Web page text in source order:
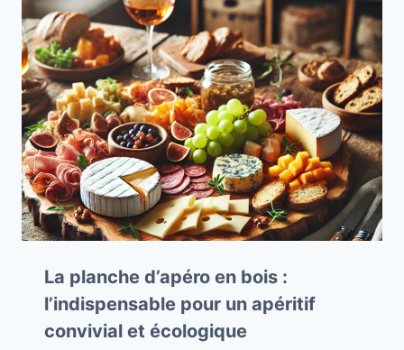
La planche d’apéro en bois :
l’indispensable pour un apéritif
convivial et écologique